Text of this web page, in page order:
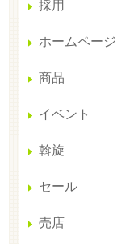
採用
ホームページ
商品
イベント
斡旋
セール
売店